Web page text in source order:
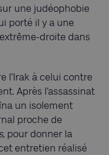
une judéophobie
porté il y a une
droite dans
l’Irak à celui contre
Après l’assassinat
un isolement
proche de
, pour donner la
entretien réalisé